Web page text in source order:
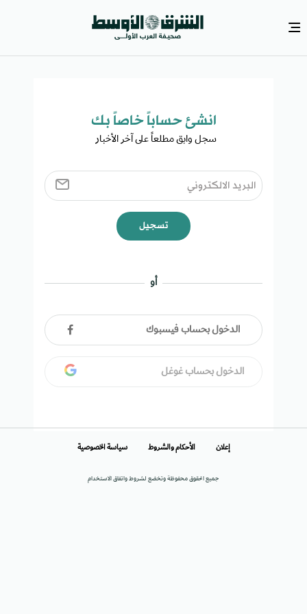
انشئ حساباً خاصاً بك​
سجل وابق مطلعاً على آخر الأخبار ​
تسجيل
أو
الدخول بحساب فيسبوك
الدخول بحساب غوغل
جميع الحقوق محفوظة وتخضع لشروط واتفاق الاستخدام
إعلان الأحكام والشروط سياسة الخصوصية